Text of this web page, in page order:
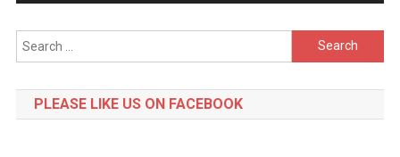
Search
for:
PLEASE LIKE US ON FACEBOOK